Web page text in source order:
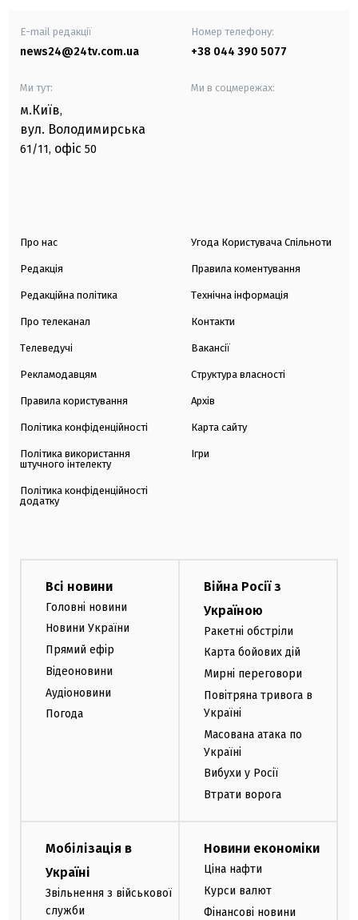
E-mail редакції
news24@24tv.com.ua
Номер телефону:
+38 044 390 5077
Ми тут:
м.Київ,
вул. Володимирська
61/11, офіс 50
Ми в соцмережах:
Про нас
Редакція
Редакційна політика
Про телеканал
Телеведучі
Рекламодавцям
Правила користування
Політика конфіденційності
Політика використання
штучного інтелекту
Політика конфіденційності
додатку
Угода Користувача Спільноти
Правила коментування
Технічна інформація
Контакти
Вакансії
Структура власності
Архів
Карта сайту
Ігри
Всі новини
Головні новини
Новини України
Прямий ефір
Відеоновини
Аудіоновини
Погода
Війна Росії з
Україною
Ракетні обстріли
Карта бойових дій
Мирні переговори
Повітряна тривога в
Україні
Масована атака по
Україні
Вибухи у Росії
Втрати ворога
Мобілізація в
Україні
Звільнення з військової
служби
Новини економіки
Ціна нафти
Курси валют
Фінансові новини